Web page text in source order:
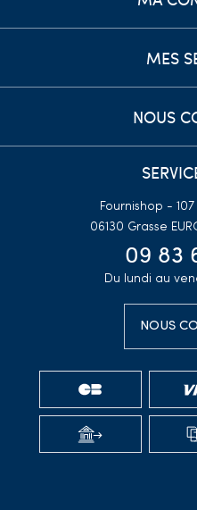
MES
NOUS
Fournishop -
06130 Grasse
09 83
Du lundi au
NOUS